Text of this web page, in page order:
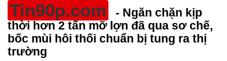
Tin90p.com
- Ngăn chặn kịp
thời hơn 2 tấn mỡ lợn đã qua sơ chế,
bốc mùi hôi thối chuẩn bị tung ra thị
trường